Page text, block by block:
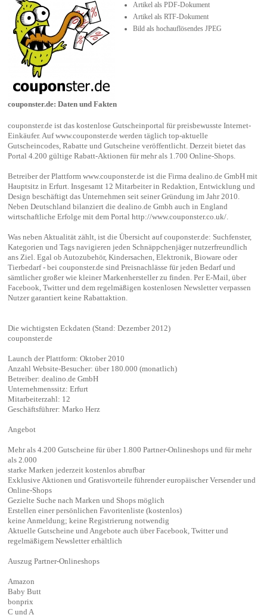
Artikel als PDF-Dokument
Artikel als RTF-Dokument
Bild als hochauflösendes JPEG
couponster.de: Daten und Fakten
couponster.de ist das kostenlose Gutscheinportal für preisbewusste Internet-
Einkäufer. Auf www.couponster.de werden täglich top-aktuelle
Gutscheincodes, Rabatte und Gutscheine veröffentlicht. Derzeit bietet das
Portal 4.200 gültige Rabatt-Aktionen für mehr als 1.700 Online-Shops.
Betreiber der Plattform www.couponster.de ist die Firma dealino.de GmbH mit
Hauptsitz in Erfurt. Insgesamt 12 Mitarbeiter in Redaktion, Entwicklung und
Design beschäftigt das Unternehmen seit seiner Gründung im Jahr 2010.
Neben Deutschland bilanziert die dealino.de Gmbh auch in England
wirtschaftliche Erfolge mit dem Portal http://www.couponster.co.uk/.
Was neben Aktualität zählt, ist die Übersicht auf couponster.de: Suchfenster,
Kategorien und Tags navigieren jeden Schnäppchenjäger nutzerfreundlich
ans Ziel. Egal ob Autozubehör, Kindersachen, Elektronik, Bioware oder
Tierbedarf - bei couponster.de sind Preisnachlässe für jeden Bedarf und
sämtlicher großer wie kleiner Markenhersteller zu finden. Per E-Mail, über
Facebook, Twitter und dem regelmäßigen kostenlosen Newsletter verpassen
Nutzer garantiert keine Rabattaktion.
Die wichtigsten Eckdaten (Stand: Dezember 2012)
couponster.de
Launch der Plattform: Oktober 2010
Anzahl Website-Besucher: über 180.000 (monatlich)
Betreiber: dealino.de GmbH
Unternehmenssitz: Erfurt
Mitarbeiterzahl: 12
Geschäftsführer: Marko Herz
Angebot
Mehr als 4.200 Gutscheine für über 1.800 Partner-Onlineshops und für mehr
als 2.000
starke Marken jederzeit kostenlos abrufbar
Exklusive Aktionen und Gratisvorteile führender europäischer Versender und
Online-Shops
Gezielte Suche nach Marken und Shops möglich
Erstellen einer persönlichen Favoritenliste (kostenlos)
keine Anmeldung; keine Registrierung notwendig
Aktuelle Gutscheine und Angebote auch über Facebook, Twitter und
regelmäßigem Newsletter erhältlich
Auszug Partner-Onlineshops
Amazon
Baby Butt
bonprix
C und A